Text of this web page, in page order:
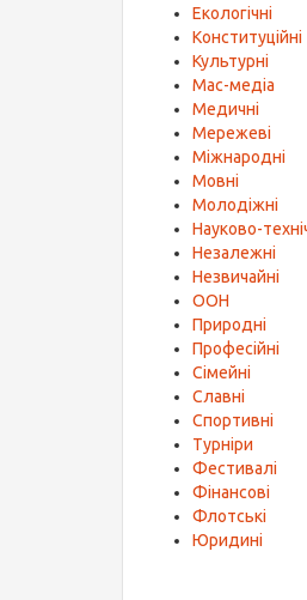
Екологічні
Конституційні
Культурні
Мас-медіа
Медичні
Мережеві
Міжнародні
Мовні
Молодіжні
Науково-
Незалежні
Незвичайні
ООН
Природні
Професійні
Сімейні
Славні
Спортивні
Турніри
Фестивалі
Фінансові
Флотські
Юридині